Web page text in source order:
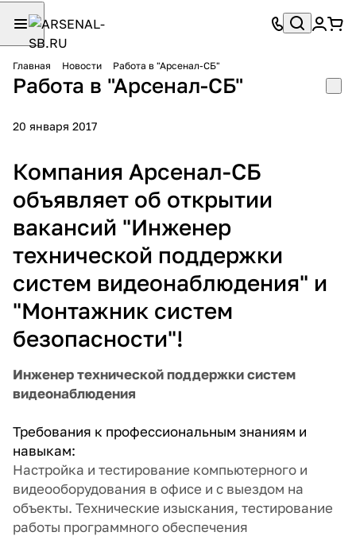
Главная Новости Работа в "Арсенал-СБ"
Работа в "Арсенал-СБ"
20 января 2017
Компания Арсенал-СБ
объявляет об открытии
вакансий "Инженер
технической поддержки
систем видеонаблюдения" и
"Монтажник систем
безопасности"!
Инженер технической поддержки систем
видеонаблюдения
Требования к профессиональным знаниям и
навыкам:
Настройка и тестирование компьютерного и
видеооборудования в офисе и с выездом на
объекты. Технические изыскания, тестирование
работы программного обеспечения